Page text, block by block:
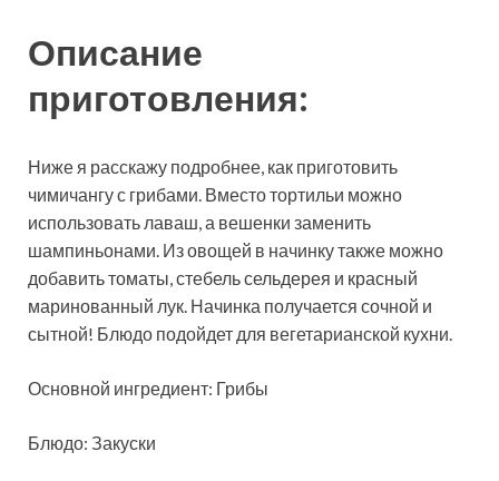
Описание
приготовления:
Ниже я расскажу подробнее, как приготовить
чимичангу с грибами. Вместо тортильи можно
использовать лаваш, а вешенки заменить
шампиньонами. Из овощей в начинку также можно
добавить томаты, стебель сельдерея и красный
маринованный лук. Начинка получается сочной и
сытной! Блюдо подойдет для вегетарианской кухни.
Основной ингредиент: Грибы
Блюдо: Закуски